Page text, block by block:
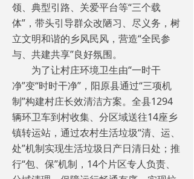
领、典型引路、关爱平台等“三个载
体”，带头引导群众改陋习、尽义务，树
立文明和谐的乡风民风，营造“全民参
与、共建共享”良好氛围。
为了让村庄环境卫生由“一时干
净”变“时时干净”，阳原县通过“三项机
制”构建村庄长效清洁方案。全县1294
辆环卫车到村收集、分区域送往14座乡
镇转运站，通过农村生活垃圾“清、运、
处”机制实现生活垃圾日产日清日处；推
行“包、保”机制，14个片区专人负责、